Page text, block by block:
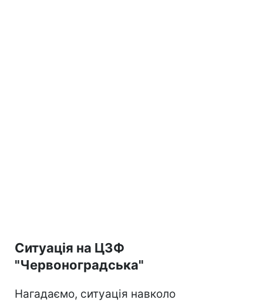
Ситуація на ЦЗФ
"Червоноградська"
Нагадаємо, ситуація навколо